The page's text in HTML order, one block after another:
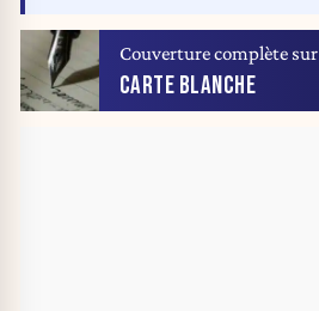
Couverture complète sur
CARTE BLANCHE